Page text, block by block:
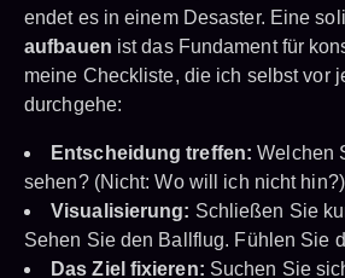
endet es in einem Desaster. Eine
aufbauen ist das Fundament für
meine Checkliste, die ich selbst vor
durchgehe:
Entscheidung treffen: Welchen
sehen? (Nicht: Wo will ich nicht hin?)
Visualisierung: Schließen Sie
Sehen Sie den Ballflug. Fühlen Sie
Das Ziel fixieren: Suchen Sie